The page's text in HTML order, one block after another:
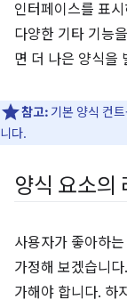
인터페이스를 표
다양한 기타 기능
면 더 나은 양식을
참고: 기본 양식 컨
니다.
양식 요소의
사용자가 좋아하
가정해 보겠습니
가해야 합니다. 하